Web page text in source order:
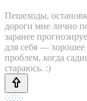
Пешеходы,
дороги мне лично
заранее
для себя — хорошее
проблем, когда
стараюсь. :)